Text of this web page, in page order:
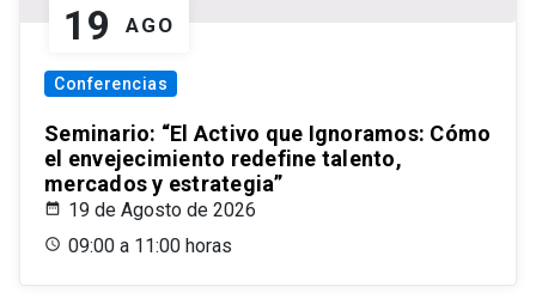
19 AGO
Conferencias
Seminario: “El Activo que Ignoramos: Cómo
el envejecimiento redefine talento,
mercados y estrategia”
19 de Agosto de 2026
09:00 a 11:00 horas